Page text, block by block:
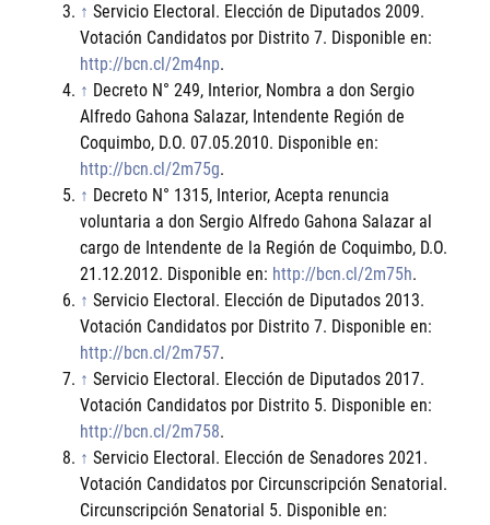
↑ Servicio Electoral. Elección de Diputados 2009.
Votación Candidatos por Distrito 7. Disponible en:
http://bcn.cl/2m4np.
↑ Decreto N° 249, Interior, Nombra a don Sergio
Alfredo Gahona Salazar, Intendente Región de
Coquimbo, D.O. 07.05.2010. Disponible en:
http://bcn.cl/2m75g.
↑ Decreto N° 1315, Interior, Acepta renuncia
voluntaria a don Sergio Alfredo Gahona Salazar al
cargo de Intendente de la Región de Coquimbo, D.O.
21.12.2012. Disponible en: http://bcn.cl/2m75h.
↑ Servicio Electoral. Elección de Diputados 2013.
Votación Candidatos por Distrito 7. Disponible en:
http://bcn.cl/2m757.
↑ Servicio Electoral. Elección de Diputados 2017.
Votación Candidatos por Distrito 5. Disponible en:
http://bcn.cl/2m758.
↑ Servicio Electoral. Elección de Senadores 2021.
Votación Candidatos por Circunscripción Senatorial.
Circunscripción Senatorial 5. Disponible en: